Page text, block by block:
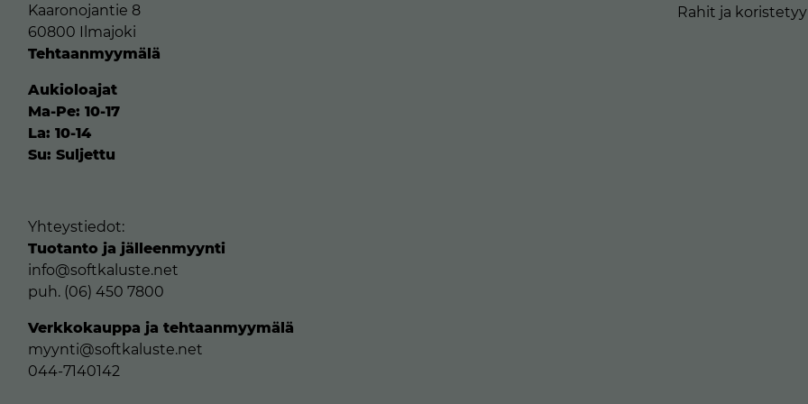
Kaaronojantie 8
60800 Ilmajoki
Tehtaanmyymälä
Aukioloajat
Ma-Pe: 10-17
La: 10-14
Su: Suljettu
Yhteystiedot:
Tuotanto ja jälleenmyynti
info@softkaluste.net
puh. (06) 450 7800
Verkkokauppa ja tehtaanmyymälä
myynti@softkaluste.net
044-7140142
Rahit ja